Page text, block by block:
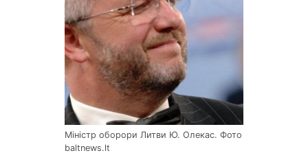
Міністр оборори Литви Ю. Олекас. Фото
baltnews.lt